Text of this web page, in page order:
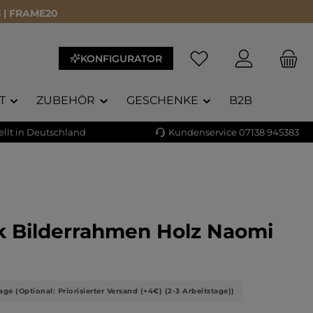
| FRAME20
KONFIGURATOR
ZUBEHÖR GESCHENKE B2B
in Deutschland Kundenservice 07138 945383
Bilderrahmen Holz Naomi
Bewertung von 5 von 5 Sternen
(Optional: Priorisierter Versand (+4€) (2-3 Arbeitstage))